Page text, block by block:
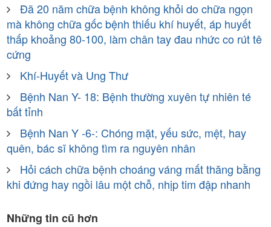
Đã 20 năm chữa bệnh không khỏi do chữa ngọn
mà không chữa gốc bệnh thiếu khí huyết, áp huyết
thấp khoảng 80-100, làm chân tay đau nhức co rút tê
cứng
Khí-Huyết và Ung Thư
Bệnh Nan Y- 18: Bệnh thường xuyên tự nhiên té
bất tỉnh
Bệnh Nan Y -6-: Chóng mặt, yếu sức, mệt, hay
quên, bác sĩ không tìm ra nguyên nhân
Hỏi cách chữa bệnh choáng váng mất thăng bằng
khi đứng hay ngồi lâu một chỗ, nhịp tim đập nhanh
Những tin cũ hơn